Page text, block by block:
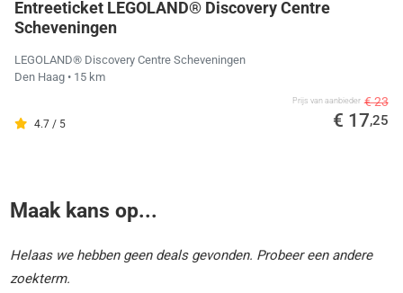
Entreeticket LEGOLAND® Discovery Centre
Scheveningen
LEGOLAND® Discovery Centre Scheveningen
Den Haag • 15 km
4.7 / 5
Prijs van aanbieder € 23
€ 17,25
Maak kans op...
Helaas we hebben geen deals gevonden. Probeer een andere
zoekterm.